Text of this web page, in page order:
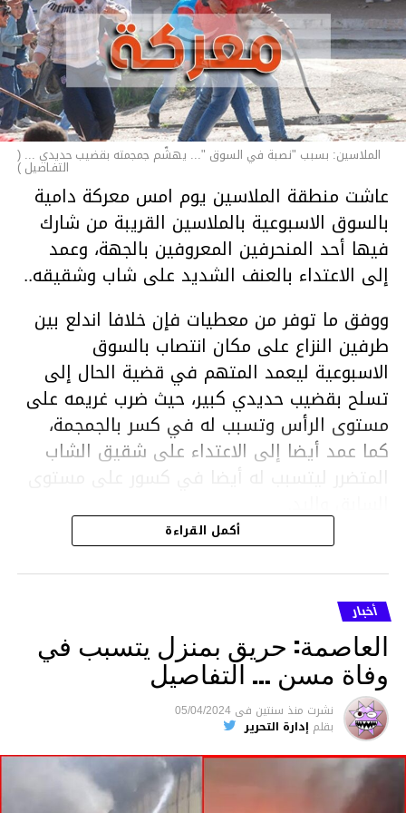
الملاسين: بسبب "نصبة في السوق "... يهشّم جمجمته بقضيب حديدي ... (
التفـاصيل )
عاشت منطقة الملاسين يوم امس معركة دامية
بالسوق الاسبوعية بالملاسين القريبة من شارك
فيها أحد المنحرفين المعروفين بالجهة، وعمد
إلى الاعتداء بالعنف الشديد على شاب وشقيقه..
ووفق ما توفر من معطيات فإن خلافا اندلع بين
طرفين النزاع على مكان انتصاب بالسوق
الاسبوعية ليعمد المتهم في قضية الحال إلى
تسلح بقضيب حديدي كبير، حيث ضرب غريمه على
مستوى الرأس وتسبب له في كسر بالجمجمة،
كما عمد أيضا إلى الاعتداء على شقيق الشاب
المتضرر ليتسبب له أيضا في كسور على مستوى
هذا وقد تمكن أعوان مركز الأمن الوطني بحي
هلال في توقيت قياسي من محاصرة المشتبه به
والقبض عليه وإحالته على التحقيق في خصوص
ما نُسبه إليه.
متابعة
قسم الاخبار
أكمل القراءة
أخبار
العاصمة: حريق بمنزل يتسبب في
وفاة مسن … التفاصيل
نشرت منذ سنتين فى 05/04/2024
بقلم إدارة التحرير